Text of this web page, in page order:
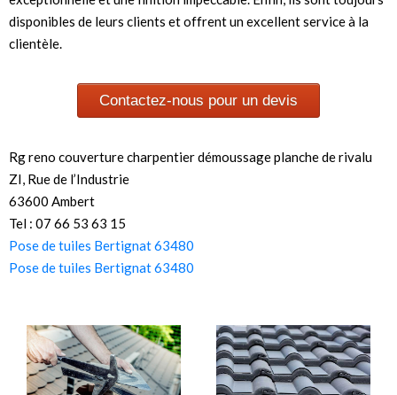
disponibles de leurs clients et offrent un excellent service à la
clientèle.
Contactez-nous pour un devis
Rg reno couverture charpentier démoussage planche de rivalu
ZI, Rue de l’Industrie
63600 Ambert
Tel : 07 66 53 63 15
Pose de tuiles Bertignat 63480
Pose de tuiles Bertignat 63480